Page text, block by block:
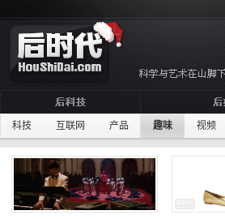
科技 互联网 产品 趣味 视频